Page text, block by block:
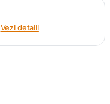
Vezi detalii